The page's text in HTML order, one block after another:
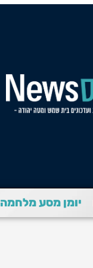
יומן מסע מלחמה